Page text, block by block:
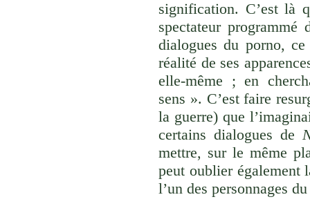
signification. C’est là
spectateur
dialogues du porno,
réalité de ses
elle-même ; en
sens ». C’est faire
la guerre) que
certains dialogues de
mettre, sur le même
peut oublier
l’un des personnages